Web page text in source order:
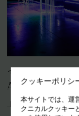
イベント (EVENTS)
ALCANTARA
2019年4
クッキーポリシ
本サイトでは、運
クニカルクッキー